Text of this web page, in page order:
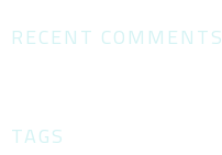
RECENT COMMENTS
TAGS